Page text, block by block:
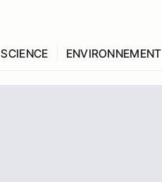
SCIENCE ENVIRONNEMENT